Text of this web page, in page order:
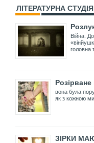
ЛІТЕРАТУРНА
Війна.
головна
Розірване
вона була
як з кожною
ЗІРКИ